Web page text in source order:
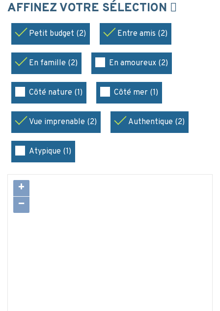
AFFINEZ VOTRE SÉLECTION
Petit budget (2) Entre amis (2)
En famille (2) En amoureux (2)
Côté nature (1) Côté mer (1)
Vue imprenable (2) Authentique (2)
Atypique (1)
+
−